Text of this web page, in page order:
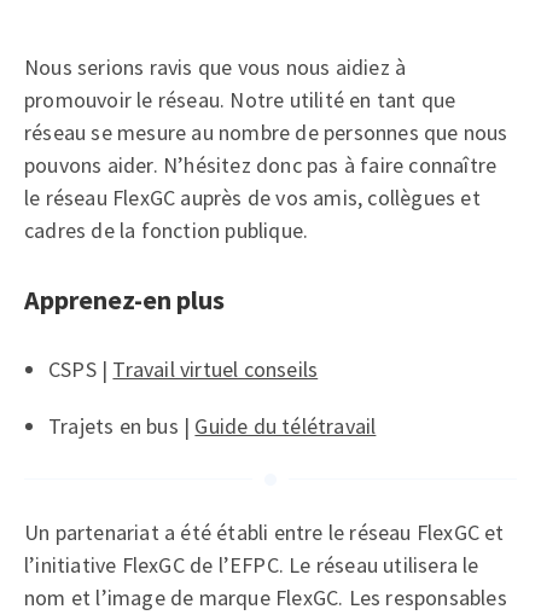
Nous serions ravis que vous nous aidiez à
promouvoir le réseau. Notre utilité en tant que
réseau se mesure au nombre de personnes que nous
pouvons aider. N’hésitez donc pas à faire connaître
le réseau FlexGC auprès de vos amis, collègues et
cadres de la fonction publique.
Apprenez-en plus
CSPS | Travail virtuel conseils
Trajets en bus | Guide du télétravail
Un partenariat a été établi entre le réseau FlexGC et
l’initiative FlexGC de l’EFPC. Le réseau utilisera le
nom et l’image de marque FlexGC. Les responsables